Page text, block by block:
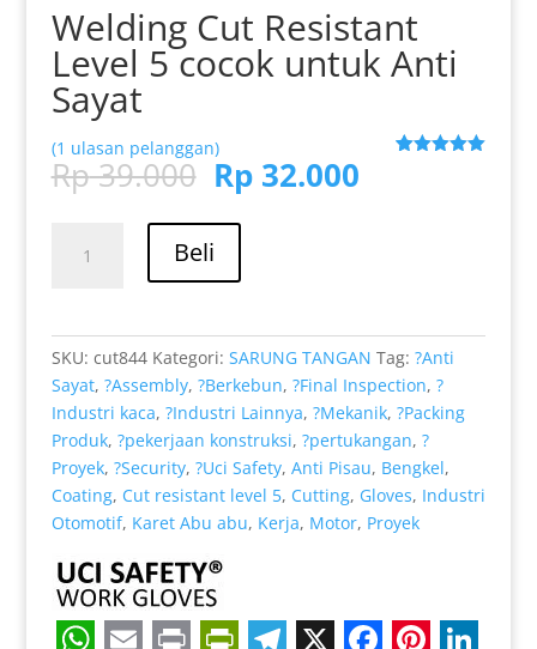
Welding Cut Resistant
Level 5 cocok untuk Anti
Sayat
(1 ulasan pelanggan)
Rp39.000 Harga
aslinya
adalah:
Rp 39.000.
Rp32.000Harga
Welding
cocok
Sayat
Beli
SKU: cut844 Kategori: SARUNG TANGAN Tag: ?Anti
Sayat, ?Assembly, ?Berkebun, ?Final Inspection, ?
Industri kaca, ?Industri Lainnya, ?Mekanik, ?Packing
Produk, ?pekerjaan konstruksi, ?pertukangan, ?
Proyek, ?Security, ?Uci Safety, Anti Pisau, Bengkel,
Coating, Cut resistant level 5, Cutting, Gloves, Industri
Otomotif, Karet Abu abu, Kerja, Motor, Proyek